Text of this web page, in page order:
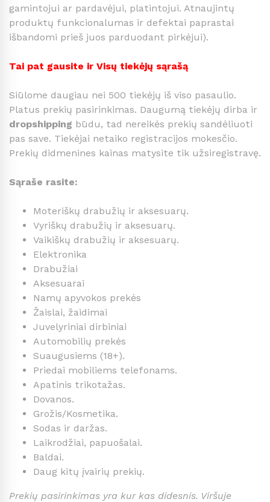
gamintojui ar pardavėjui, platintojui. Atnaujintų
produktų funkcionalumas ir defektai paprastai
išbandomi prieš juos parduodant pirkėjui).
Tai pat gausite ir Visų tiekėjų sąrašą
Siūlome daugiau nei 500 tiekėjų iš viso pasaulio.
Platus prekių pasirinkimas. Daugumą tiekėjų dirba ir
dropshipping būdu, tad nereikės prekių sandėliuoti
pas save. Tiekėjai netaiko registracijos mokesčio.
Prekių didmenines kainas matysite tik užsiregistravę.
Sąraše rasite:
Moteriškų drabužių ir aksesuarų.
Vyriškų drabužių ir aksesuarų.
Vaikiškų drabužių ir aksesuarų.
Elektronika
Drabužiai
Aksesuarai
Namų apyvokos prekės
Žaislai, žaidimai
Juvelyriniai dirbiniai
Automobilių prekės
Suaugusiems (18+).
Priedai mobiliems telefonams.
Apatinis trikotažas.
Dovanos.
Grožis/Kosmetika.
Sodas ir daržas.
Laikrodžiai, papuošalai.
Baldai.
Daug kitų įvairių prekių.
Prekių pasirinkimas yra kur kas didesnis. Viršuje